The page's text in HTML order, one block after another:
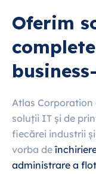
Oferim
Atlas
soluții IT și de
fiecărei industrii
vorba de
administrare a